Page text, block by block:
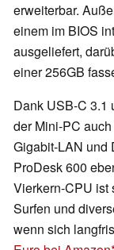
erweiterbar.
einem im BIOS
ausgeliefert,
einer 256GB
Dank USB-C 3.1
der Mini-PC
Gigabit-LAN und
ProDesk 600
Vierkern-CPU ist
Surfen und
wenn sich